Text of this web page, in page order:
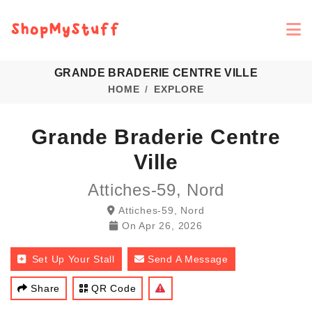
GRANDE BRADERIE CENTRE VILLE
HOME EXPLORE
Grande Braderie Centre
Ville
Attiches-59, Nord
Attiches-59, Nord
On Apr 26, 2026
Set Up Your Stall Send A Message
Share QR Code